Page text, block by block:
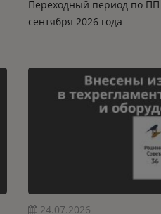
Переходный период по ПП
сентября 2026 года
24.07.2026